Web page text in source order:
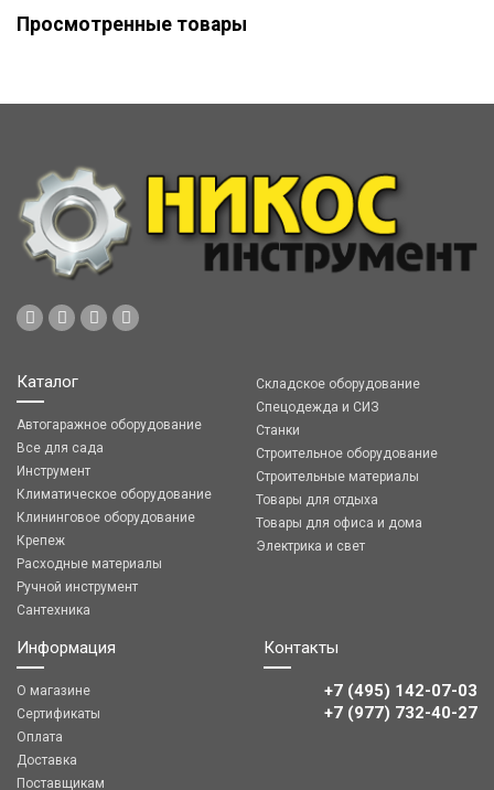
Просмотренные товары
Каталог
Автогаражное оборудование
Все для сада
Инструмент
Климатическое оборудование
Клининговое оборудование
Крепеж
Расходные материалы
Ручной инструмент
Сантехника
Складское оборудование
Спецодежда и СИЗ
Станки
Строительное оборудование
Строительные материалы
Товары для отдыха
Товары для офиса и дома
Электрика и свет
Информация
О магазине
Сертификаты
Оплата
Доставка
Поставщикам
Контакты
+7 (495) 142-07-03
‎‎+7 (977) 732-40-27